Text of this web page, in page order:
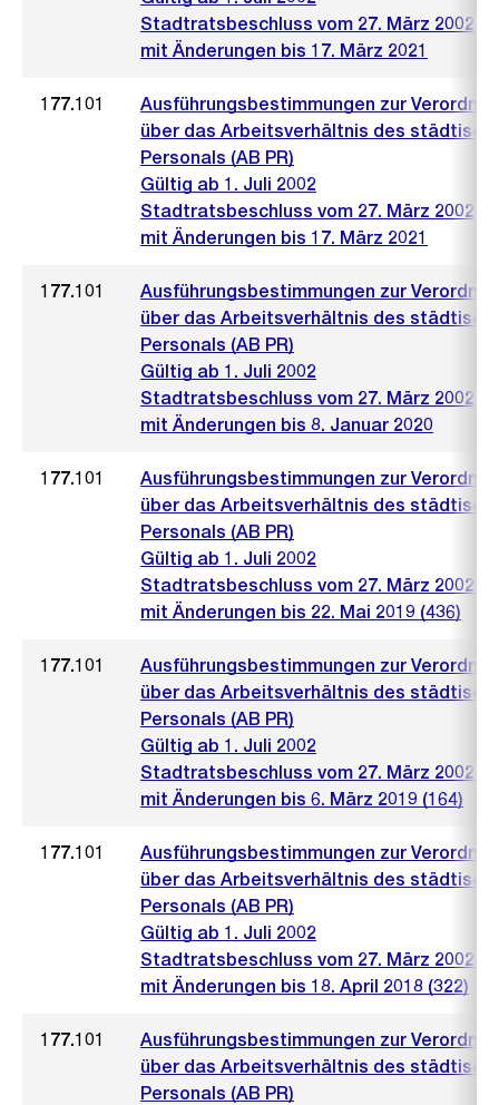
Stadtratsbeschluss vom 27. März 2002
mit Änderungen bis 17. März 2021
177.101
Ausführungsbestimmungen zur
über das Arbeitsverhältnis des
Personals (AB PR)
Gültig ab 1. Juli 2002
Stadtratsbeschluss vom 27. März 2002
mit Änderungen bis 17. März 2021
177.101
Ausführungsbestimmungen zur
über das Arbeitsverhältnis des
Personals (AB PR)
Gültig ab 1. Juli 2002
Stadtratsbeschluss vom 27. März 2002
mit Änderungen bis 8. Januar 2020
177.101
Ausführungsbestimmungen zur
über das Arbeitsverhältnis des
Personals (AB PR)
Gültig ab 1. Juli 2002
Stadtratsbeschluss vom 27. März 2002
mit Änderungen bis 22. Mai 2019 (436)
177.101
Ausführungsbestimmungen zur
über das Arbeitsverhältnis des
Personals (AB PR)
Gültig ab 1. Juli 2002
Stadtratsbeschluss vom 27. März 2002
mit Änderungen bis 6. März 2019 (164)
177.101
Ausführungsbestimmungen zur
über das Arbeitsverhältnis des
Personals (AB PR)
Gültig ab 1. Juli 2002
Stadtratsbeschluss vom 27. März 2002
mit Änderungen bis 18. April 2018 (322)
177.101
Ausführungsbestimmungen zur
über das Arbeitsverhältnis des
Personals (AB PR)